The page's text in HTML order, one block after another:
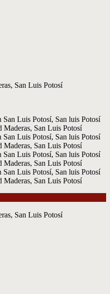
San Luis Potosí
San Luis Potosí